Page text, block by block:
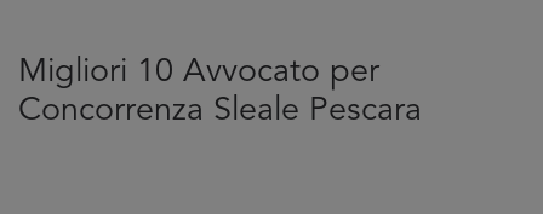
Migliori 10 Avvocato per
Concorrenza Sleale Pescara